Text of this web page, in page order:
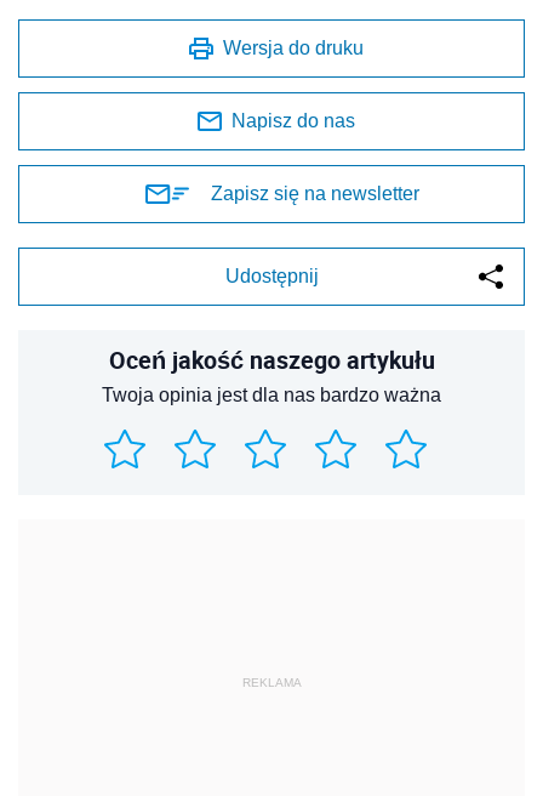
Wersja do druku
Napisz do nas
Zapisz się na newsletter
Udostępnij
Oceń jakość naszego artykułu
Twoja opinia jest dla nas bardzo ważna
REKLAMA